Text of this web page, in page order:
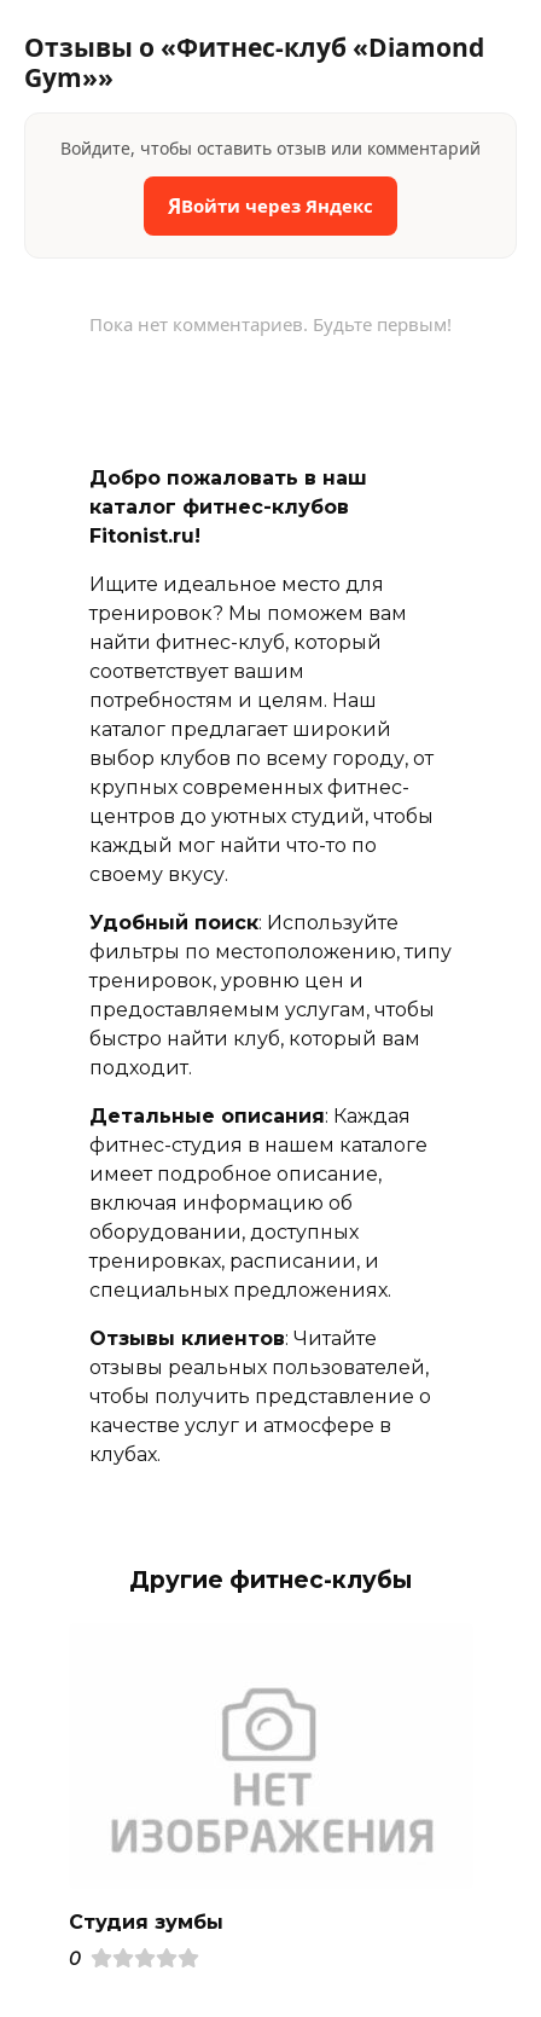
Отзывы о «Фитнес-клуб «Diamond
Gym»»
Войдите, чтобы оставить отзыв или комментарий
ЯВойти через Яндекс
Пока нет комментариев. Будьте первым!
Добро пожаловать в наш
каталог фитнес-клубов
Fitonist.ru!
Ищите идеальное место для
тренировок? Мы поможем вам
найти фитнес-клуб, который
соответствует вашим
потребностям и целям. Наш
каталог предлагает широкий
выбор клубов по всему городу, от
крупных современных фитнес-
центров до уютных студий, чтобы
каждый мог найти что-то по
своему вкусу.
Удобный поиск: Используйте
фильтры по местоположению, типу
тренировок, уровню цен и
предоставляемым услугам, чтобы
быстро найти клуб, который вам
подходит.
Детальные описания: Каждая
фитнес-студия в нашем каталоге
имеет подробное описание,
включая информацию об
оборудовании, доступных
тренировках, расписании, и
специальных предложениях.
Отзывы клиентов: Читайте
отзывы реальных пользователей,
чтобы получить представление о
качестве услуг и атмосфере в
клубах.
Другие фитнес-клубы
Студия зумбы
0